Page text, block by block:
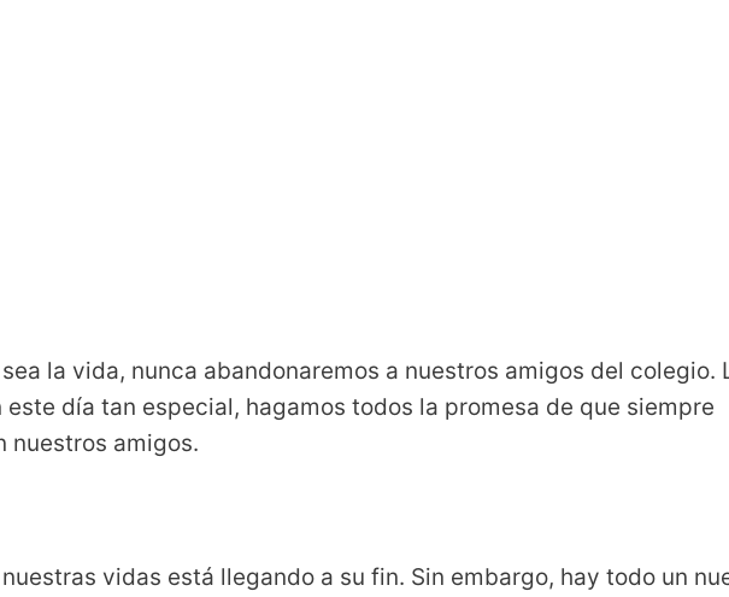
la vida, nunca abandonaremos a nuestros amigos del colegio.
día tan especial, hagamos todos la promesa de que siempre
nuestros amigos.
vidas está llegando a su fin. Sin embargo, hay todo un